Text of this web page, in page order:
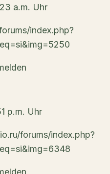
a.m. Uhr
index.php?
p.m. Uhr
forums/index.php?